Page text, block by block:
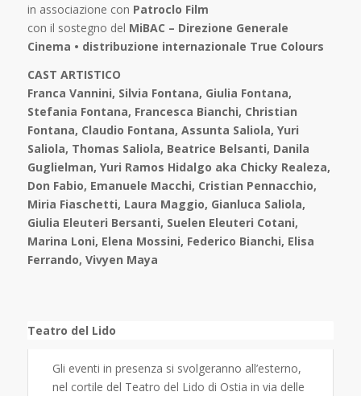
in associazione con Patroclo Film
con il sostegno del MiBAC – Direzione Generale
Cinema • distribuzione internazionale True Colours
CAST ARTISTICO
Franca Vannini, Silvia Fontana, Giulia Fontana,
Stefania Fontana, Francesca Bianchi, Christian
Fontana, Claudio Fontana, Assunta Saliola, Yuri
Saliola, Thomas Saliola, Beatrice Belsanti, Danila
Guglielman, Yuri Ramos Hidalgo aka Chicky Realeza,
Don Fabio, Emanuele Macchi, Cristian Pennacchio,
Miria Fiaschetti, Laura Maggio, Gianluca Saliola,
Giulia Eleuteri Bersanti, Suelen Eleuteri Cotani,
Marina Loni, Elena Mossini, Federico Bianchi, Elisa
Ferrando, Vivyen Maya
Teatro del Lido
Gli eventi in presenza si svolgeranno all’esterno,
nel cortile del Teatro del Lido di Ostia in via delle